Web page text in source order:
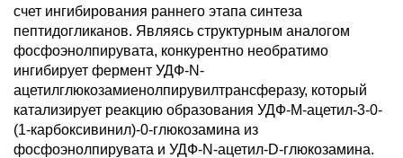
счет ингибирования раннего этапа синтеза
пептидогликанов. Являясь структурным аналогом
фосфоэнолпирувата, конкурентно необратимо
ингибирует фермент УДФ-N-
ацетилглюкозамиенолпирувилтрансферазу, который
катализирует реакцию образования УДФ-М-ацетил-3-0-
(1-карбоксивинил)-0-глюкозамина из
фосфоэнолпирувата и УДФ-N-ацетил-D-глюкозамина.